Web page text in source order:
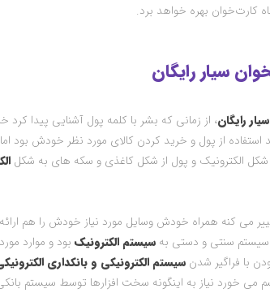
کارت‌خوان بهره خواهد برد.
سیار رایگان
رایگان، از زمانی که بشر با کلمه پول آشنایی پیدا
استفاده از پول و خرید کردن کالای مورد نظر خودش
الکترونیک و پول از شکل کاغذی و سکه های به شکل
می کنه همراه خودش وسایل مورد نیاز خودش را هم
سیستم سنتی و دستی بهسیستم الکترونیک بود و موارد
با فراگیر شدنسیستم الکترونیکی و بانکداری
می خورد نیاز به اینگونه سخت افزارها توسط سیستم